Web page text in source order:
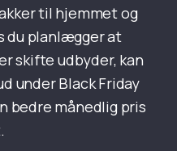
til hjemmet og
du planlægger at
skifte udbyder, kan
under Black Friday
bedre månedlig pris